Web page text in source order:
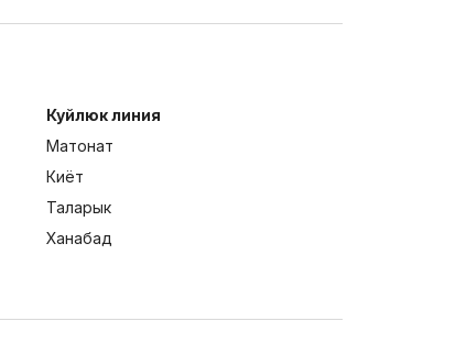
Куйлюк линия
Матонат
Киёт
Таларык
Ханабад